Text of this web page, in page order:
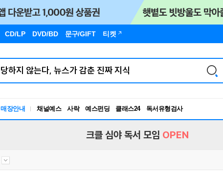
CD/LP DVD/BD 문구/GIFT 티켓
매장안내 채널예스 사락 예스펀딩 클래스24
독서유형검사
RBTI Lab
크클 심야 독서 모임 OPEN